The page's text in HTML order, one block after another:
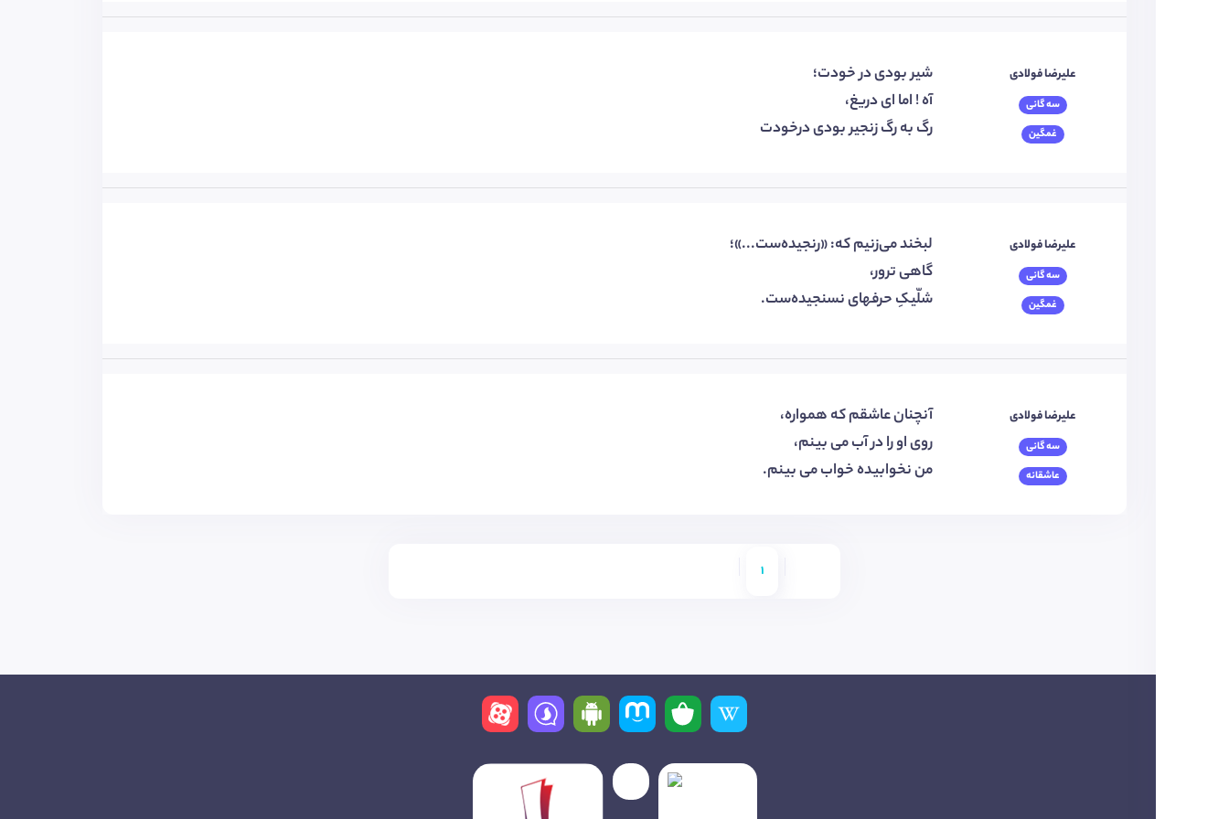
علیرضا فولادی
سه گانی
غمگین
شیر بودی در خودت؛
آه ! اما ای دریغ،
رگ به رگ زنجیر بودی درخودت
علیرضا فولادی
سه گانی
غمگین
لبخند می‌زنیم که: «رنجیده‌ست...»؛
گاهی ترور،
شلّیکِ حرفهای نسنجیده‌ست.
علیرضا فولادی
سه گانی
عاشقانه
آنچنان عاشقم که همواره،
روی او را در آب می بینم،
من نخوابیده خواب می بینم.
1